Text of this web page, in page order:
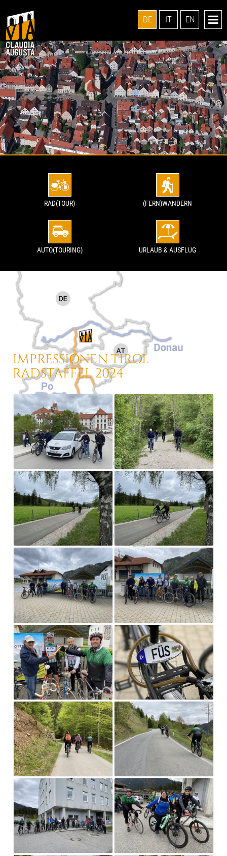
DE IT EN
RAD(TOUR) (FERN)WANDERN
AUTO(TOURING) URLAUB & AUSFLUG
IMPRESSIONEN TIROL
RADSTAFFEL 2024